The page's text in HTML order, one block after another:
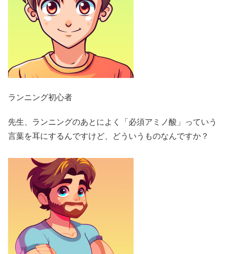
ランニング初心者
先生、ランニングのあとによく「必須アミノ酸」っていう
言葉を耳にするんですけど、どういうものなんですか？